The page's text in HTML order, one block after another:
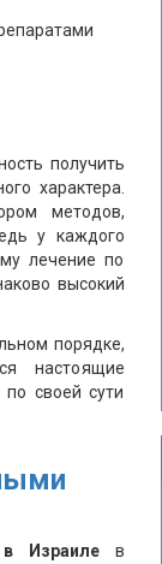
получить
характера.
методов,
у каждого
лечение по
высокий
порядке,
настоящие
своей сути
Израилев